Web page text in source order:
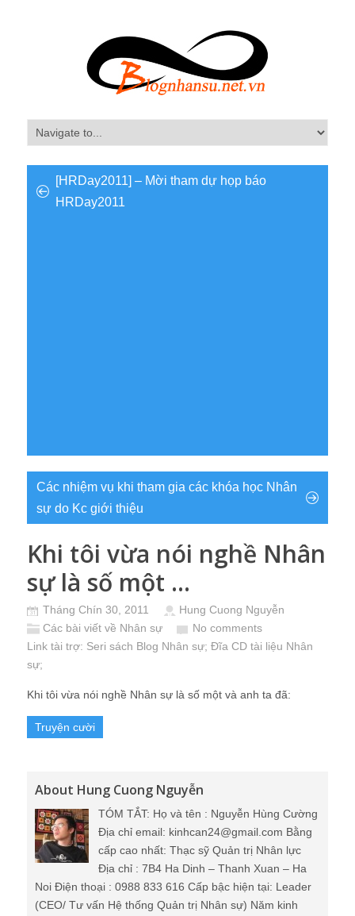
[HRDay2011] – Mời tham dự họp báo
HRDay2011
Các nhiệm vụ khi tham gia các khóa học Nhân
sự do Kc giới thiệu
Khi tôi vừa nói nghề Nhân
sự là số một …
Tháng Chín 30, 2011
Hung Cuong Nguyễn
Các bài viết về Nhân sự
No comments
Link tài trợ: Seri sách Blog Nhân sự; Đĩa CD tài liệu Nhân
sự;
Khi tôi vừa nói nghề Nhân sự là số một và anh ta đã:
Truyện cười
About Hung Cuong Nguyễn
TÓM TẮT: Họ và tên : Nguyễn Hùng Cường
Địa chỉ email: kinhcan24@gmail.com Bằng
cấp cao nhất: Thạc sỹ Quản trị Nhân lực
Địa chỉ : 7B4 Ha Dinh – Thanh Xuan – Ha
Noi Điện thoại : 0988 833 616 Cấp bậc hiện tại: Leader
(CEO/ Tư vấn Hệ thống Quản trị Nhân sự) Năm kinh